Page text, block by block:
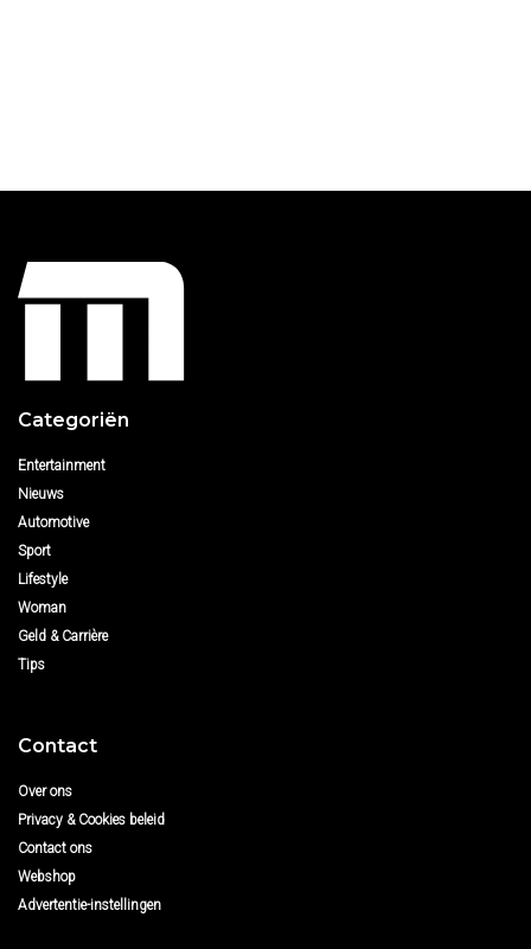
Categoriën
Entertainment
Nieuws
Automotive
Sport
Lifestyle
Woman
Geld & Carrière
Tips
Contact
Over ons
Privacy & Cookies beleid
Contact ons
Webshop
Advertentie-instellingen